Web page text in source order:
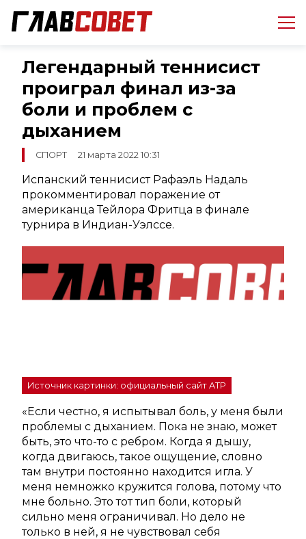
Легендарный теннисист
проиграл финал из-за
боли и проблем с
дыханием
СПОРТ 21 марта 2022 10:31
Испанский теннисист Рафаэль Надаль
прокомментировал поражение от
американца Тейлора Фритца в финале
турнира в Индиан-Уэлссе.
Источник картинки: официальный сайт ATP
«Если честно, я испытывал боль, у меня были
проблемы с дыханием. Пока не знаю, может
быть, это что-то с ребром. Когда я дышу,
когда двигаюсь, такое ощущение, словно
там внутри постоянно находится игла. У
меня немножко кружится голова, потому что
мне больно. Это тот тип боли, который
сильно меня ограничивал. Но дело не
только в ней, я не чувствовал себя